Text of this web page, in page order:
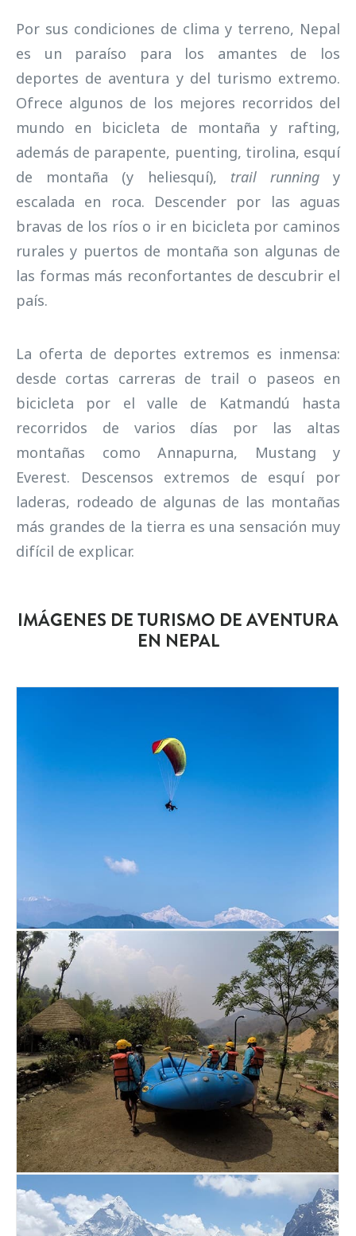
Por sus condiciones de clima y terreno, Nepal
es un paraíso para los amantes de los
deportes de aventura y del turismo extremo.
Ofrece algunos de los mejores recorridos del
mundo en bicicleta de montaña y rafting,
además de parapente, puenting, tirolina, esquí
de montaña (y heliesquí), trail runningy
escalada en roca. Descender por las aguas
bravas de los ríos o ir en bicicleta por caminos
rurales y puertos de montaña son algunas de
las formas más reconfortantes de descubrir el
país.
La oferta de deportes extremos es inmensa:
desde cortas carreras de trail o paseos en
bicicleta por el valle de Katmandú hasta
recorridos de varios días por las altas
montañas como Annapurna, Mustang y
Everest. Descensos extremos de esquí por
laderas, rodeado de algunas de las montañas
más grandes de la tierra es una sensación muy
difícil de explicar.
IMÁGENES DE TURISMO DE AVENTURA
EN NEPAL